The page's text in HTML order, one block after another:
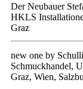
Der Neubauer
HKLS
Graz
new one by
Schmuckhandel,
Graz, Wien,